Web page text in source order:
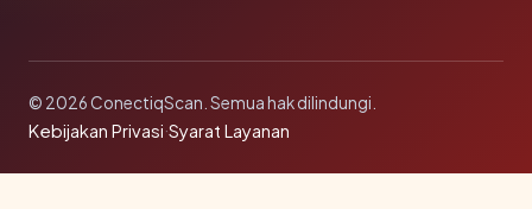
© 2026 ConectiqScan. Semua hak dilindungi.
Kebijakan Privasi·Syarat Layanan